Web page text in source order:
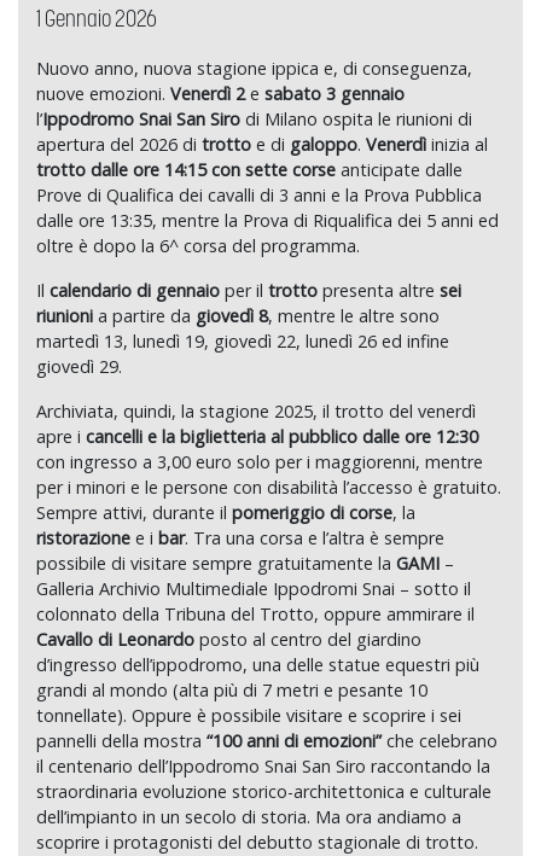
1 Gennaio 2026
Nuovo anno, nuova stagione ippica e, di conseguenza,
nuove emozioni. Venerdì 2e sabato 3 gennaio
l’Ippodromo Snai San Siro di Milano ospita le riunioni di
apertura del 2026 di trotto e di galoppo. Venerdì inizia al
trotto dalle ore 14:15 con sette corse anticipate dalle
Prove di Qualifica dei cavalli di 3 anni e la Prova Pubblica
dalle ore 13:35, mentre la Prova di Riqualifica dei 5 anni ed
oltre è dopo la 6^ corsa del programma.
Il calendario di gennaio per il trotto presenta altre sei
riunioni a partire da giovedì 8, mentre le altre sono
martedì 13, lunedì 19, giovedì 22, lunedì 26 ed infine
giovedì 29.
Archiviata, quindi, la stagione 2025, il trotto del venerdì
apre i cancelli e la biglietteria al pubblico dalle ore 12:30
con ingresso a 3,00 euro solo per i maggiorenni, mentre
per i minori e le persone con disabilità l’accesso è gratuito.
Sempre attivi, durante il pomeriggio di corse, la
ristorazione e i bar. Tra una corsa e l’altra è sempre
possibile di visitare sempre gratuitamente la GAMI –
Galleria Archivio Multimediale Ippodromi Snai – sotto il
colonnato della Tribuna del Trotto, oppure ammirare il
Cavallo di Leonardo posto al centro del giardino
d’ingresso dell’ippodromo, una delle statue equestri più
grandi al mondo (alta più di 7 metri e pesante 10
tonnellate). Oppure è possibile visitare e scoprire i sei
pannelli della mostra “100 anni di emozioni”che celebrano
il centenario dell’Ippodromo Snai San Siro raccontando la
straordinaria evoluzione storico-architettonica e culturale
dell’impianto in un secolo di storia. Ma ora andiamo a
scoprire i protagonisti del debutto stagionale di trotto.